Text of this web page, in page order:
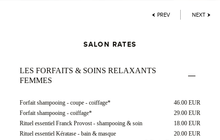
PREV NEXT
SALON RATES
LES FORFAITS & SOINS RELAXANTS
FEMMES
Forfait shampooing - coupe - coiffage*
46.00 EUR
Forfait shampooing - coiffage*
29.00 EUR
Rituel essentiel Franck Provost - shampooing & soin
18.00 EUR
Rituel essentiel Kératase - bain & masque
20.00 EUR